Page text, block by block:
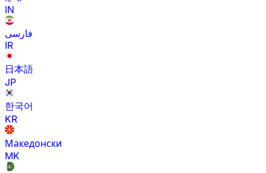
IN
فارسی
IR
日本語
JP
한국어
KR
Македонски
MK